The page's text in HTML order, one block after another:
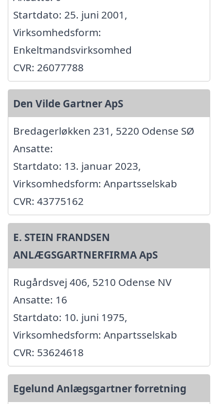
Startdato: 25. juni 2001,
Virksomhedsform:
Enkeltmandsvirksomhed
CVR: 26077788
Den Vilde Gartner ApS
Bredagerløkken 231, 5220 Odense SØ
Ansatte:
Startdato: 13. januar 2023,
Virksomhedsform: Anpartsselskab
CVR: 43775162
E. STEIN FRANDSEN
ANLÆGSGARTNERFIRMA ApS
Rugårdsvej 406, 5210 Odense NV
Ansatte: 16
Startdato: 10. juni 1975,
Virksomhedsform: Anpartsselskab
CVR: 53624618
Egelund Anlægsgartner forretning